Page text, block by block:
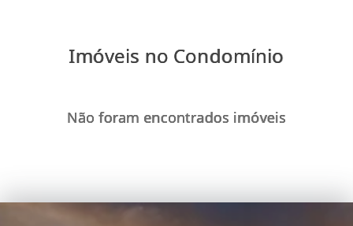
Imóveis no Condomínio
Não foram encontrados imóveis